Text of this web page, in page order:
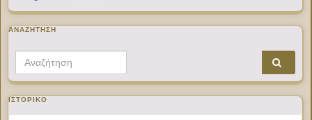
ΑΝΑΖΉΤΗΣΗ
Search for:
ΙΣΤΟΡΙΚΌ